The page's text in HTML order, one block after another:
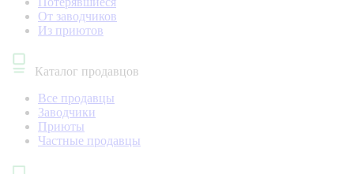
От заводчиков
Из приютов
Каталог продавцов
Все продавцы
Заводчики
Приюты
Частные продавцы